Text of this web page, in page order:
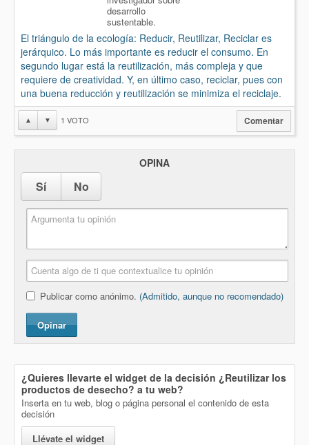
desarrollo
sustentable.
El triángulo de la ecología: Reducir, Reutilizar, Reciclar es
jerárquico. Lo más importante es reducir el consumo. En
segundo lugar está la reutilización, más compleja y que
requiere de creatividad. Y, en último caso, reciclar, pues con
una buena reducción y reutilización se minimiza el reciclaje.
▲ ▼ 1 VOTO Comentar
OPINA
Sí No
Publicar como anónimo. (Admitido, aunque no recomendado)
Opinar
¿Quieres llevarte el widget de la decisión ¿Reutilizar los
productos de desecho? a tu web?
Inserta en tu web, blog o página personal el contenido de esta
decisión
Llévate el widget